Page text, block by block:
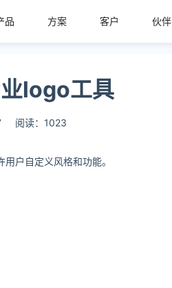
品 方案 客户 伙伴
logo工具
阅读：1023
户自定义风格和功能。